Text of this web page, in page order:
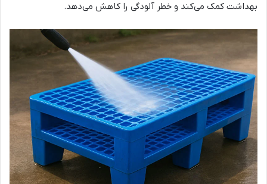
بهداشت کمک می‌کند و خطر آلودگی را کاهش می‌دهد.